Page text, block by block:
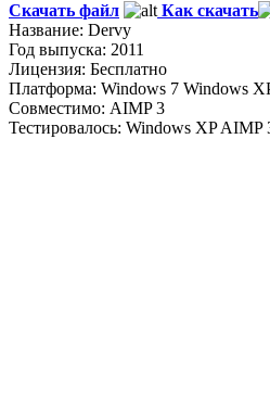
Скачать файл Как скачать
Название: Dervy
Год выпуска: 2011
Лицензия: Бесплатно
Платформа: Windows 7 Windows
Совместимо: AIMP 3
Тестировалось: Windows XP AIMP